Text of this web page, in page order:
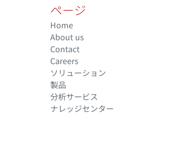
ページ
Home
About us
Contact
Careers
ソリューション
製品
分析サービス
ナレッジセンター